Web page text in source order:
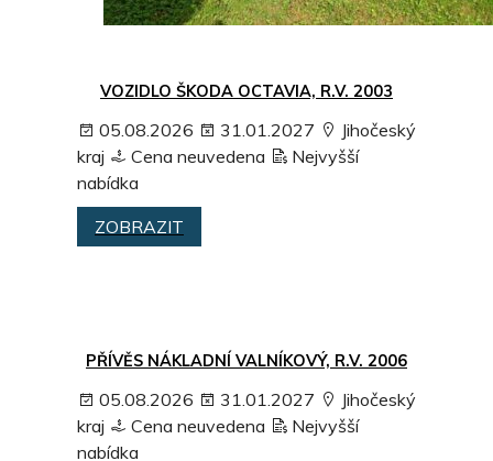
VOZIDLO ŠKODA OCTAVIA, R.V. 2003
05.08.2026 31.01.2027
Jihočeský
kraj
Cena neuvedena
Nejvyšší
nabídka
ZOBRAZIT
PŘÍVĚS NÁKLADNÍ VALNÍKOVÝ, R.V. 2006
05.08.2026 31.01.2027
Jihočeský
kraj
Cena neuvedena
Nejvyšší
nabídka